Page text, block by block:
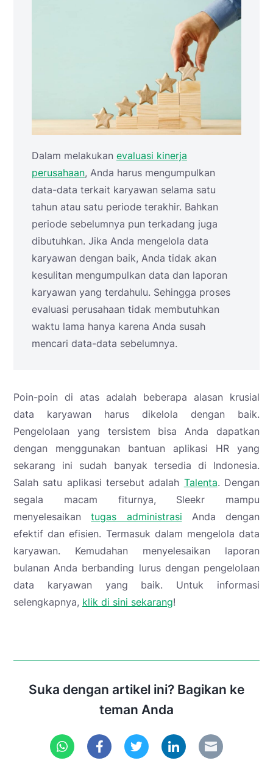
Dalam melakukan evaluasi kinerja
perusahaan, Anda harus mengumpulkan
data-data terkait karyawan selama satu
tahun atau satu periode terakhir. Bahkan
periode sebelumnya pun terkadang juga
dibutuhkan. Jika Anda mengelola data
karyawan dengan baik, Anda tidak akan
kesulitan mengumpulkan data dan laporan
karyawan yang terdahulu. Sehingga proses
evaluasi perusahaan tidak membutuhkan
waktu lama hanya karena Anda susah
mencari data-data sebelumnya.
Poin-poin di atas adalah beberapa alasan krusial
data karyawan harus dikelola dengan baik.
Pengelolaan yang tersistem bisa Anda dapatkan
dengan menggunakan bantuan aplikasi HR yang
sekarang ini sudah banyak tersedia di Indonesia.
Salah satu aplikasi tersebut adalah Talenta. Dengan
segala macam fiturnya, Sleekr mampu
menyelesaikan
tugas administrasi Anda dengan
efektif dan efisien. Termasuk dalam mengelola data
karyawan. Kemudahan menyelesaikan laporan
bulanan Anda berbanding lurus dengan pengelolaan
data karyawan yang baik. Untuk informasi
selengkapnya, klik di sini sekarang!
Suka dengan artikel ini? Bagikan ke
teman Anda